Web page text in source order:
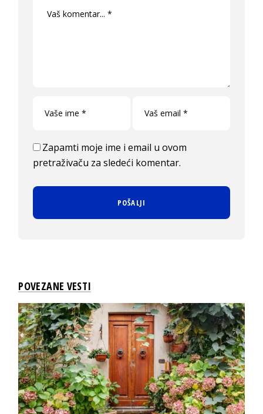
Zapamti moje ime i email u ovom
pretraživaču za sledeći komentar.
POVEZANE VESTI